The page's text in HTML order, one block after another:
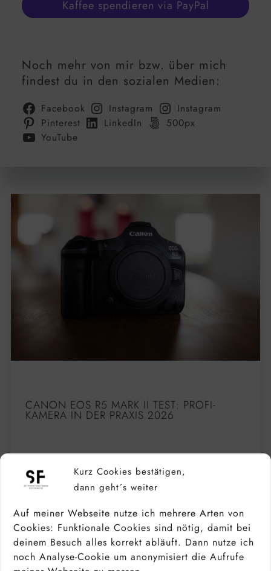
Kurz Cookies bestätigen,
dann geht´s weiter
Auf meiner Webseite nutze ich mehrere Arten von
Cookies: Funktionale Cookies sind nötig, damit bei
deinem Besuch alles korrekt abläuft. Dann nutze ich
noch Analyse-Cookie um anonymisiert die Aufrufe
Kaffee spendieren via PayPal
Noch mehr von mir bzw. über mich
findest du in den sozialen Medien:
Facebook Instagram
Instagram
Pinterest
LinkedIn
500px
YouTube
CANON EOS R5 MARK II TEST: PROFI-
KAMERA IN DER PRAXIS 2026